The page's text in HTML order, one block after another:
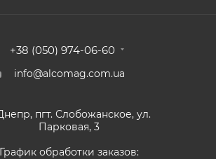
+38 (050) 974-06-60
info@alcomag.com.ua
пгт. Слобожанское, ул.
Парковая, 3
График обработки заказов: